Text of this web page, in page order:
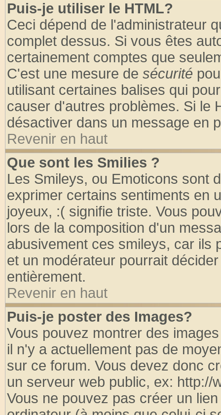
Puis-je utiliser le HTML?
Ceci dépend de l'administrateur
complet dessus. Si vous êtes
certainement comptes que
C'est une mesure de sécurité
utilisant certaines balises qui
causer d'autres problèmes. Si le
désactiver dans un message en
Revenir en haut
Que sont les Smilies ?
Les Smileys, ou Emoticons sont
exprimer certains sentiments en
joyeux, :( signifie triste. Vous
lors de la composition d'un
abusivement ces smileys, car ils
et un modérateur pourrait
entièrement.
Revenir en haut
Puis-je poster des Images?
Vous pouvez montrer des
il n'y a actuellement pas de
sur ce forum. Vous devez donc
un serveur web public, ex: http://
Vous ne pouvez pas créer un